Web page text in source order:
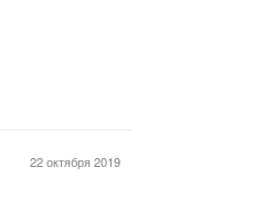
22 октября 2019